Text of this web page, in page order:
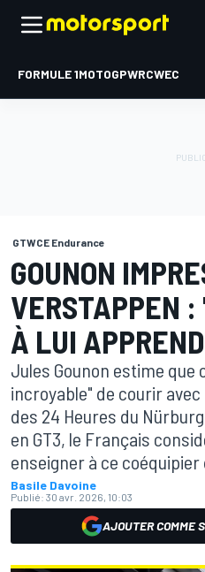
FORMULE 1MOTOGPWRCWEC
GTWCE Endurance
GOUNON
VERSTAPPEN
À LUI
Jules Gounon estime que
incroyable" de courir
des 24 Heures du
en GT3, le Français
enseigner à ce coéquipier
Basile Davoine
Publié: 30 avr. 2026, 10:03
AJOUTER COMME